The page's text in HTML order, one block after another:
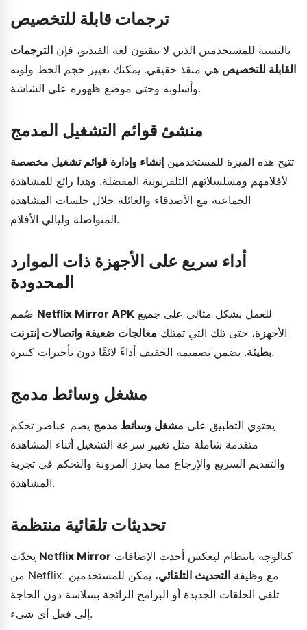
ترجمات قابلة للتخصيص
بالنسبة للمستخدمين الذين لا يتقنون لغة الفيديو، فإن الترجمات
القابلة للتخصيص هي منقذ حقيقي. يمكنك تغيير حجم الخط ولونه
وأسلوبه وحتى موضع ظهوره على الشاشة.
منشئ قوائم التشغيل المدمج
تتيح هذه الميزة للمستخدمين إنشاء وإدارة قوائم تشغيل مخصصة
لأفلامهم ومسلسلاتهم التلفزيونية المفضلة. وهذا رائع للمشاهدة
الجماعية مع الأصدقاء والعائلة خلال جلسات المشاهدة
المتواصلة وليالي الأفلام.
أداء سريع على الأجهزة ذات الموارد
المحدودة
Netflix Mirror APK
الأجهزة، حتى تلك التي تمتلك معالجات ضعيفة واتصالات إنترنت
بطيئة. يضمن تصميمه الخفيف أداءً لائقًا دون تأخيرات كبيرة.
مشغل وسائط مدمج
يحتوي التطبيق على مشغل وسائط مدمج يضم عناصر تحكم
متقدمة شاملة مثل تغيير سرعة التشغيل أثناء المشاهدة
والتقديم السريع والإرجاع مما يعزز المرونة والتحكم في تجربة
المشاهدة.
تحديثات تلقائية منتظمة
Netflix Mirror
من Netflix. مع وظيفة التحديث التلقائي، يمكن للمستخدمين
تلقي الحلقات الجديدة أو البرامج الرائجة بسلاسة دون الحاجة
إلى فعل أي شيء.